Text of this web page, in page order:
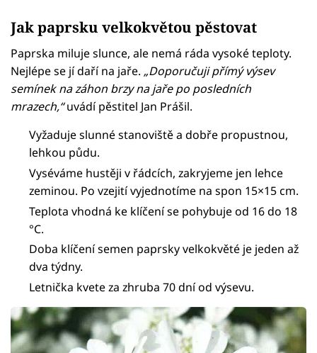
Jak paprsku velkokvětou pěstovat
Paprska miluje slunce, ale nemá ráda vysoké teploty.
Nejlépe se jí daří na jaře. „Doporučuji přímý výsev
semínek na záhon brzy na jaře po posledních
mrazech,“uvádí pěstitel Jan Prášil.
Vyžaduje slunné stanoviště a dobře propustnou,
lehkou půdu.
Vyséváme hustěji v řádcích, zakryjeme jen lehce
zeminou. Po vzejití vyjednotíme na spon 15×15 cm.
Teplota vhodná ke klíčení se pohybuje od 16 do 18
°C.
Doba klíčení semen paprsky velkokvěté je jeden až
dva týdny.
Letnička kvete za zhruba 70 dní od výsevu.